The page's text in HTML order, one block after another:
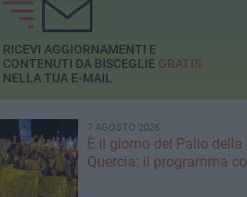
RICEVI AGGIORNAMENTI E
CONTENUTI DA BISCEGLIE GRATIS
NELLA TUA E-MAIL
7 AGOSTO 2026
È il giorno del Palio della
Quercia: il programma